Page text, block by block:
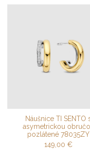
Náušnice TI SENTO
asymetrickou
pozlátené 78035ZY
149,00€